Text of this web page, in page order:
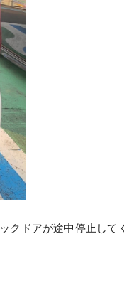
クドアが途中停止して